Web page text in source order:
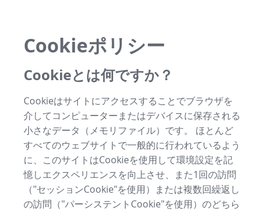
Cookieポリシー
Cookieとは何ですか？
Cookieはサイトにアクセスすることでブラウザを
介してコンピューターまたはデバイスに保存される
小さなデータ（メモリファイル）です。 ほとんど
すべてのウェブサイトで一般的に行われているよう
に、このサイトはCookieを使用して環境設定を記
憶しエクスペリエンスを向上させ、また1回の訪問
（"セッションCookie"を使用）または複数回繰返し
の訪問（"パーシステントCookie"を使用）のどちら